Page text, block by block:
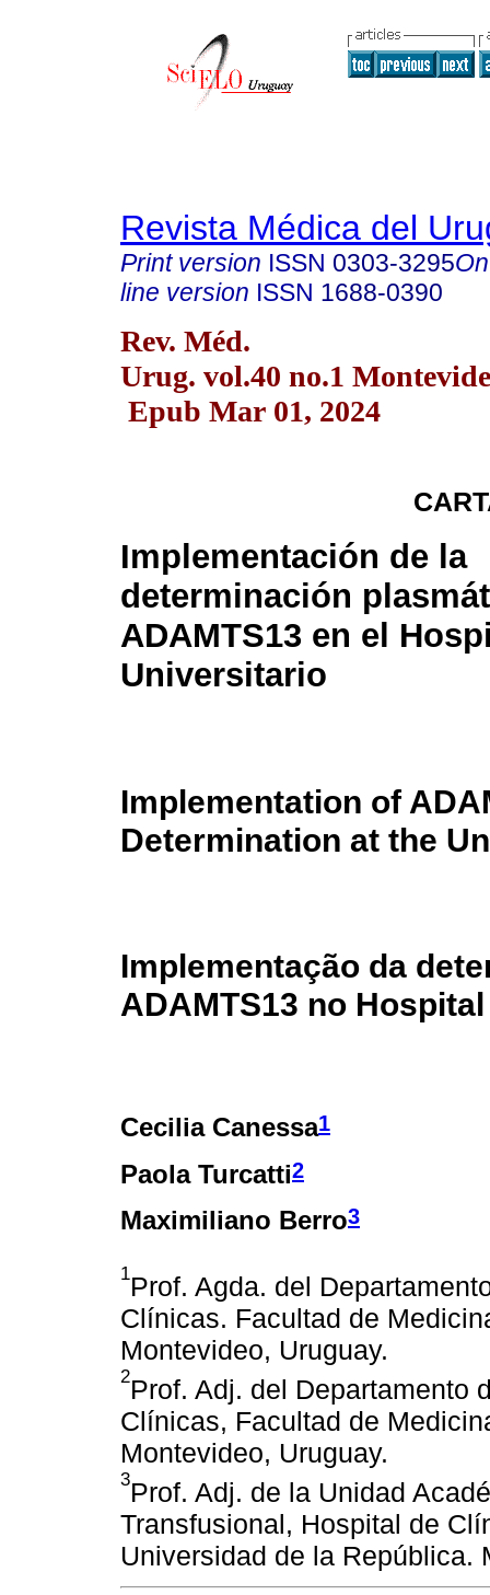
Revista Médica del
Print version ISSN 0303-3295
line version ISSN 1688-0390
Rev. Méd.
Urug. vol.40 no.1
Epub Mar 01, 2024
Implementación de la
determinación
ADAMTS13 en el
Universitario
Implementation of
Determination at the
Implementação da
ADAMTS13 no
Cecilia Canessa1
Paola Turcatti2
Maximiliano Berro3
1Prof. Agda. del
Clínicas. Facultad de
Montevideo, Uruguay.
2Prof. Adj. del Departamento
Clínicas, Facultad de
Montevideo, Uruguay.
3Prof. Adj. de la Unidad
Transfusional, Hospital de
Universidad de la República.